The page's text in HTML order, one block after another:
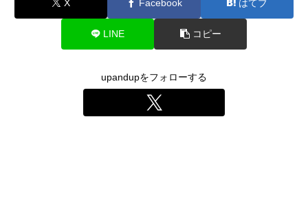
X Facebook はてブ
LINE コピー
upandupをフォローする